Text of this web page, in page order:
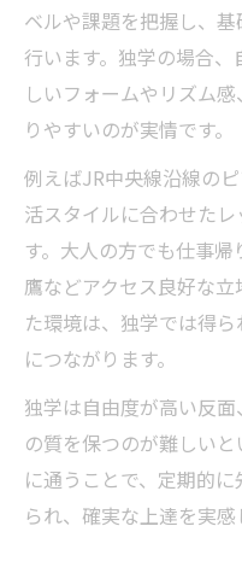
ベルや課題を把握し、
行います。独学の場合
しいフォームやリズム
りやすいのが実情です。
例えばJR中央線沿線の
活スタイルに合わせた
す。大人の方でも仕事
鷹などアクセス良好な
た環境は、独学では得
につながります。
独学は自由度が高い反
の質を保つのが難しい
に通うことで、定期的
られ、確実な上達を実感